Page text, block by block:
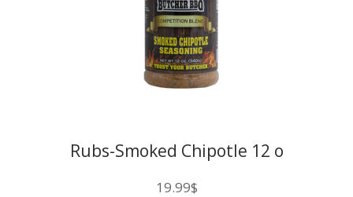
Rubs-Smoked Chipotle 12 o
19.99$